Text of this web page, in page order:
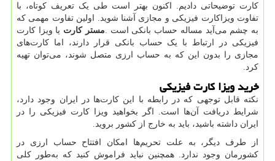
کارت توضیحاتی دادیم. اکنون بهتر است طی یک تعریف کوتاه، با
تفاوت ویزاکارت فیزیکی و مجازی آشنا شوید. اولین تفاوت مهمی که
به چشم می‌آید مساله حساب بانکی است
مستر کارت یا ویزا کارت
فیزیکی در ارتباط با یک حساب بانکی قرار دارند، اما کارت‌های
مجازی را بدون این که به حساب ارزی متصل شوند، می‌توان تهیه
کرد.
خرید ویزا کارت فیزیکی
نکته قابل توجهی که در رابطه با این کارت‌ها در ایران وجود دارد،
شرایط دریافت آن‌ها است. اگر بخواهید ویزا کارت فیزیکی را در
ایران داشته باشید، باید به خارج از کشور بروید.
از طرف دیگر، به علت تحریم‌ها امکان افتتاح حساب ارزی در
کشورمان وجود ندارد. همچنین نباید فراموش کنید که به‌طور کلی